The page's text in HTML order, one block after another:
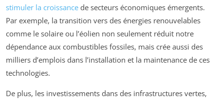
stimuler la croissance de secteurs économiques émergents.
Par exemple, la transition vers des énergies renouvelables
comme le solaire ou l’éolien non seulement réduit notre
dépendance aux combustibles fossiles, mais crée aussi des
milliers d’emplois dans l’installation et la maintenance de ces
technologies.
De plus, les investissements dans des infrastructures vertes,